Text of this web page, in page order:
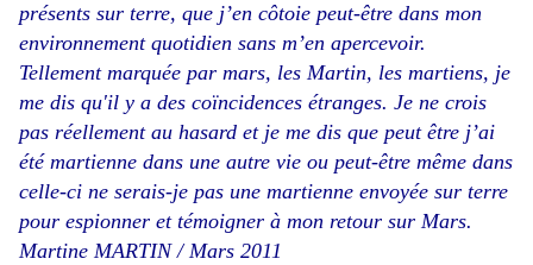
présents sur terre, que j’en côtoie peut-être dans mon
environnement quotidien sans m’en apercevoir.
Tellement marquée par mars, les Martin, les martiens, je
me dis qu'il y a des coïncidences étranges. Je ne crois
pas réellement au hasard et je me dis que peut être j’ai
été martienne dans une autre vie ou peut-être même dans
celle-ci ne serais-je pas une martienne envoyée sur terre
pour espionner et témoigner à mon retour sur Mars.
Martine MARTIN / Mars 2011